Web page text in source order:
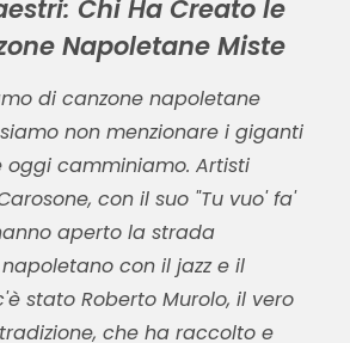
Chi Ha Creato le
Napoletane Miste
di canzone napoletane
non menzionare i giganti
oggi camminiamo. Artisti
con il suo "Tu vuo' fa'
aperto la strada
con il jazz e il
stato Roberto Murolo, il vero
che ha raccolto e